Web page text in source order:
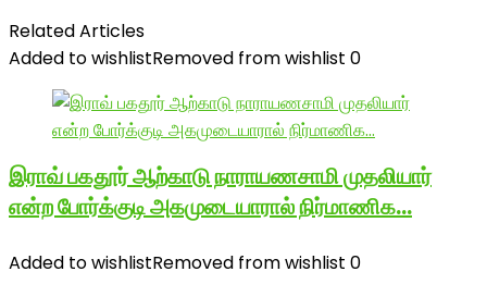
Related Articles
Added to wishlistRemoved from wishlist 0
இராவ் பகதூர் ஆற்காடு நாராயணசாமி முதலியார்
என்ற போர்க்குடி அகமுடையாரால் நிர்மாணிக…
Added to wishlistRemoved from wishlist 0